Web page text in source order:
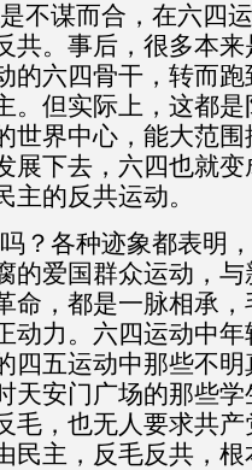
不谋而合，在六四
共。事后，很多本
的六四骨干，转而
。但实际上，这都
世界中心，能大范
展下去，六四也就
的反共运动。
？各种迹象都表明
的爱国群众运动，
命，都是一脉相承
动力。六四运动中
四五运动中那些不
天安门广场的那些
毛，也无人要求共
民主，反毛反共，